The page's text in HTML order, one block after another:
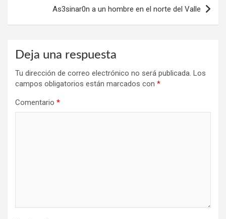
As3sinar0n a un hombre en el norte del Valle
Deja una respuesta
Tu dirección de correo electrónico no será publicada. Los
campos obligatorios están marcados con *
Comentario *